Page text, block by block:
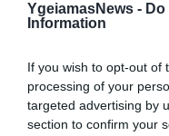
YgeiamasNews -
Information
If you wish to opt-out of
processing of your
targeted advertising by
section to confirm your
μυοκάρδιο
ενδοφλέβιου
κύηση ή
σημειώνει ο κ.